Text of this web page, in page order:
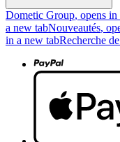
Dometic Group, opens
a new tabNouveautés,
in a new tabRecherche